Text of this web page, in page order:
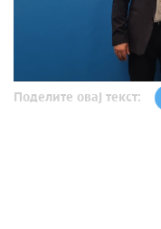
Поделите овај текст: